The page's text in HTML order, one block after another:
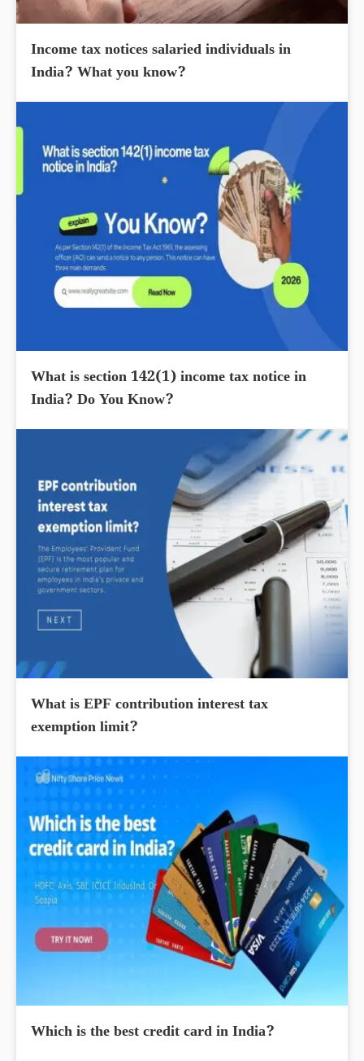
Income tax notices salaried individuals in
India? What you know?
What is section 142(1) income tax notice in
India? Do You Know?
What is EPF contribution interest tax
exemption limit?
Which is the best credit card in India?